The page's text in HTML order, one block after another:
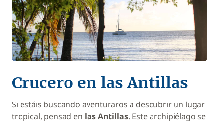
Crucero en las Antillas
Si estáis buscando aventuraros a descubrir un lugar
tropical, pensad en las Antillas. Este archipiélago se